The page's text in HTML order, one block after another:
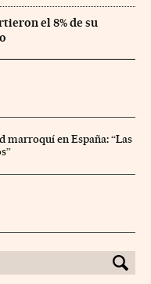
el 8% de su
marroquí en España: “Las